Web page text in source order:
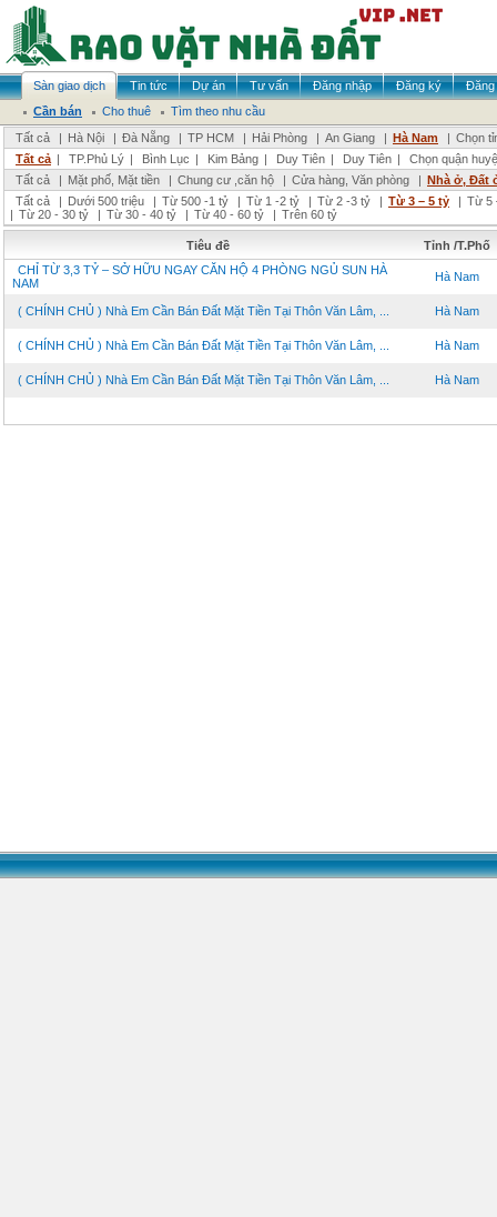
Sàn giao dịch Tin tức Dự án Tư vấn Đăng nhập Đăng ký
Đăng
Cần bán
Cho thuê
Tìm theo nhu cầu
Tất cả
| Hà Nội | Đà Nẵng | TP HCM | Hải Phòng | An Giang | Hà Nam | Chọn
Tất cả | TP.Phủ Lý | Bình Lục | Kim Bảng | Duy Tiên | Duy Tiên |
Chọn quận
Tất cả
| Mặt phố, Mặt tiền | Chung cư ,căn hộ | Cửa hàng, Văn phòng | Nhà ở, Đất
Tất cả
| Dưới 500 triệu | Từ 500 -1 tỷ | Từ 1 -2 tỷ | Từ 2 -3 tỷ | Từ 3 – 5 tỷ | Từ 5
| Từ 20 - 30 tỷ | Từ 30 - 40 tỷ | Từ 40 - 60 tỷ | Trên 60 tỷ
Tiêu đề
Tỉnh /T.Phố
CHỈ TỪ 3,3 TỶ – SỞ HỮU NGAY CĂN HỘ 4 PHÒNG NGỦ SUN HÀ
NAM
Hà Nam
( CHÍNH CHỦ ) Nhà Em Cần Bán Đất Mặt Tiền Tại Thôn Văn Lâm, ... Hà Nam
( CHÍNH CHỦ ) Nhà Em Cần Bán Đất Mặt Tiền Tại Thôn Văn Lâm, ... Hà Nam
( CHÍNH CHỦ ) Nhà Em Cần Bán Đất Mặt Tiền Tại Thôn Văn Lâm, ... Hà Nam